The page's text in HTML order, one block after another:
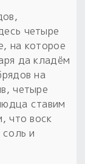
Рез Рода:
четыре
на которое
да кладём
на
четыре
ставим
что воск
и